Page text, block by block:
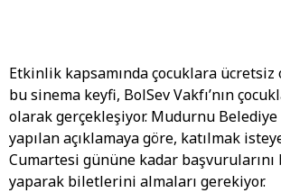
Etkinlik kapsamında çocuklara
bu sinema keyfi, BolSev Vakfı’nın
olarak gerçekleşiyor. Mudurnu Belediye
yapılan açıklamaya göre, katılmak
Cumartesi gününe kadar başvurularını
yaparak biletlerini almaları gerekiyor.